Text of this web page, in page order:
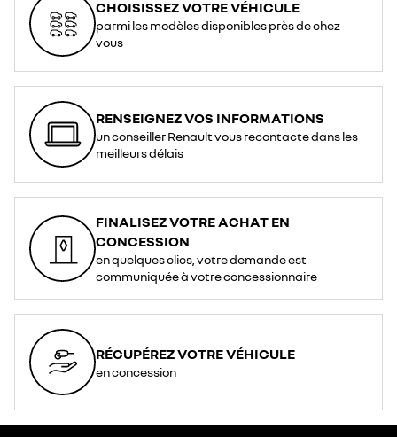
CHOISISSEZ VOTRE VÉHICULE
parmi les modèles disponibles près de chez
vous
RENSEIGNEZ VOS INFORMATIONS
un conseiller Renault vous recontacte dans les
meilleurs délais
FINALISEZ VOTRE ACHAT EN
CONCESSION
en quelques clics, votre demande est
communiquée à votre concessionnaire
RÉCUPÉREZ VOTRE VÉHICULE
en concession